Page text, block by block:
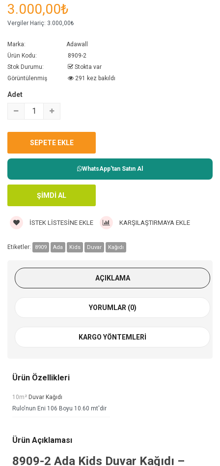
3.000,00₺
Vergiler Hariç: 3.000,00₺
Marka:
Adawall
Ürün Kodu:
8909-2
Stok Durumu:
Stokta var
Görüntülenmiş
291 kez bakıldı
Adet
WhatsApp'tan Satın Al
İSTEK LISTESINE EKLE KARŞILAŞTIRMAYA EKLE
Etiketler: 8909 Ada Kids Duvar Kağıdı
AÇIKLAMA
YORUMLAR (0)
KARGO YÖNTEMLERI
Ürün Özellikleri
10m² Duvar Kağıdı
Rulo'nun Eni 106 Boyu 10.60 mt'dir
Ürün Açıklaması
8909-2 Ada Kids Duvar Kağıdı –